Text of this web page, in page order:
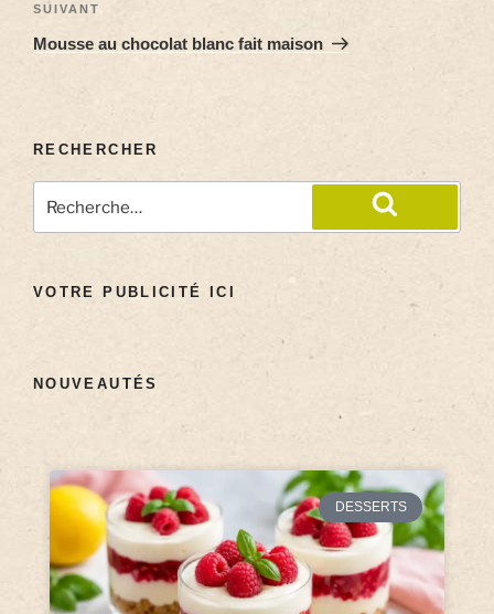
SUIVANT
Mousse au chocolat blanc fait maison
RECHERCHER
VOTRE PUBLICITÉ ICI
NOUVEAUTÉS
DESSERTS